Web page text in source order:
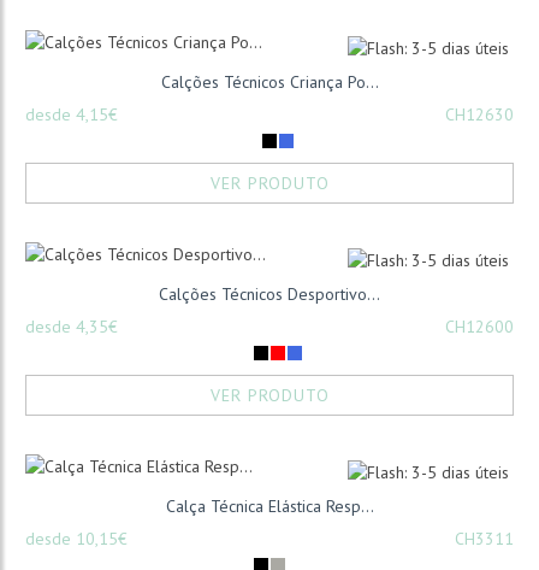
Calções Técnicos Criança Po...
desde 4,15€
CH12630
VER PRODUTO
Calções Técnicos Desportivo...
desde 4,35€
CH12600
VER PRODUTO
Calça Técnica Elástica Resp...
desde 10,15€
CH3311